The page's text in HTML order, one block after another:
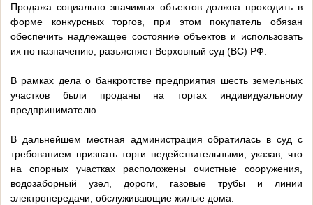
Продажа социально значимых объектов должна проходить в
форме конкурсных торгов, при этом покупатель обязан
обеспечить надлежащее состояние объектов и использовать
их по назначению, разъясняет Верховный суд (ВС) РФ.
В рамках дела о банкротстве предприятия шесть земельных
участков были проданы на торгах индивидуальному
предпринимателю.
В дальнейшем местная администрация обратилась в суд с
требованием признать торги недействительными, указав, что
на спорных участках расположены очистные сооружения,
водозаборный узел, дороги, газовые трубы и линии
электропередачи, обслуживающие жилые дома.